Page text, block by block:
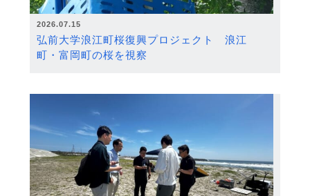
2026.07.15
弘前大学浪江町桜復興プロジェクト 浪江
町・富岡町の桜を視察